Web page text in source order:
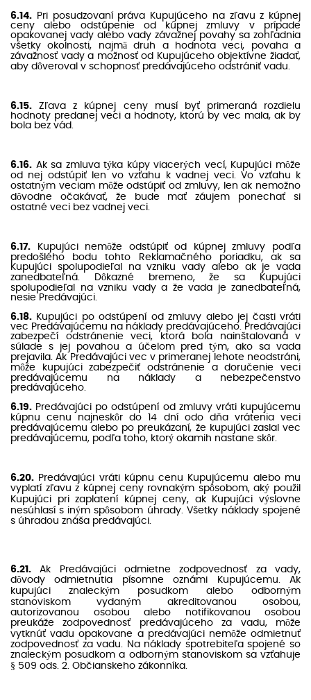
6.14. Pri posudzovaní práva Kupujúceho na zľavu z kúpnej
ceny alebo odstúpenie od kúpnej zmluvy v prípade
opakovanej vady alebo vady závažnej povahy sa zohľadnia
všetky okolnosti, najmä druh a hodnota veci, povaha a
závažnosť vady a možnosť od Kupujúceho objektívne žiadať,
aby dôveroval v schopnosť predávajúceho odstrániť vadu.
6.15. Zľava z kúpnej ceny musí byť primeraná rozdielu
hodnoty predanej veci a hodnoty, ktorú by vec mala, ak by
bola bez vád.
6.16. Ak sa zmluva týka kúpy viacerých vecí, Kupujúci môže
od nej odstúpiť len vo vzťahu k vadnej veci. Vo vzťahu k
ostatným veciam môže odstúpiť od zmluvy, len ak nemožno
dôvodne očakávať, že bude mať záujem ponechať si
ostatné veci bez vadnej veci.
6.17. Kupujúci nemôže odstúpiť od kúpnej zmluvy podľa
predošlého bodu tohto Reklamačného poriadku, ak sa
Kupujúci spolupodieľal na vzniku vady alebo ak je vada
zanedbateľná. Dôkazné bremeno, že sa Kupujúci
spolupodieľal na vzniku vady a že vada je zanedbateľná,
nesie Predávajúci.
6.18. Kupujúci po odstúpení od zmluvy alebo jej časti vráti
vec Predávajúcemu na náklady predávajúceho. Predávajúci
zabezpečí odstránenie veci, ktorá bola nainštalovaná v
súlade s jej povahou a účelom pred tým, ako sa vada
prejavila. Ak Predávajúci vec v primeranej lehote neodstráni,
môže kupujúci zabezpečiť odstránenie a doručenie veci
predávajúcemu na náklady a nebezpečenstvo
predávajúceho.
6.19. Predávajúci po odstúpení od zmluvy vráti kupujúcemu
kúpnu cenu najneskôr do 14 dní odo dňa vrátenia veci
predávajúcemu alebo po preukázaní, že kupujúci zaslal vec
predávajúcemu, podľa toho, ktorý okamih nastane skôr.
6.20. Predávajúci vráti kúpnu cenu Kupujúcemu alebo mu
vyplatí zľavu z kúpnej ceny rovnakým spôsobom, aký použil
Kupujúci pri zaplatení kúpnej ceny, ak Kupujúci výslovne
nesúhlasí s iným spôsobom úhrady. Všetky náklady spojené
s úhradou znáša predávajúci.
6.21. Ak Predávajúci odmietne zodpovednosť za vady,
dôvody odmietnutia písomne oznámi Kupujúcemu. Ak
kupujúci znaleckým posudkom alebo odborným
stanoviskom vydaným akreditovanou osobou,
autorizovanou osobou alebo notifikovanou osobou
preukáže zodpovednosť predávajúceho za vadu, môže
vytknúť vadu opakovane a predávajúci nemôže odmietnuť
zodpovednosť za vadu. Na náklady spotrebiteľa spojené so
znaleckým posudkom a odborným stanoviskom sa vzťahuje
§ 509 ods. 2. Občianskeho zákonníka.